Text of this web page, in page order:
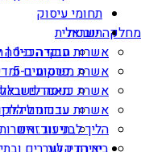
תחומי עיסוק
מחלקה ישראלית
אשרות עבודה ב-1 | הי-טק וקטגוריות נוספות
אשרת משקיע ב-5
אשרת כניסה לישראל
אשרות עבודה
הליך לבני זוג זרים
תובנות
חוקי הכניסה
פרסומים
מאמרים
עדכונים
תיעוד: